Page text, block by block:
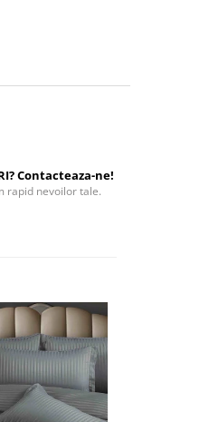
Contacteaza-ne!
rapid nevoilor tale.